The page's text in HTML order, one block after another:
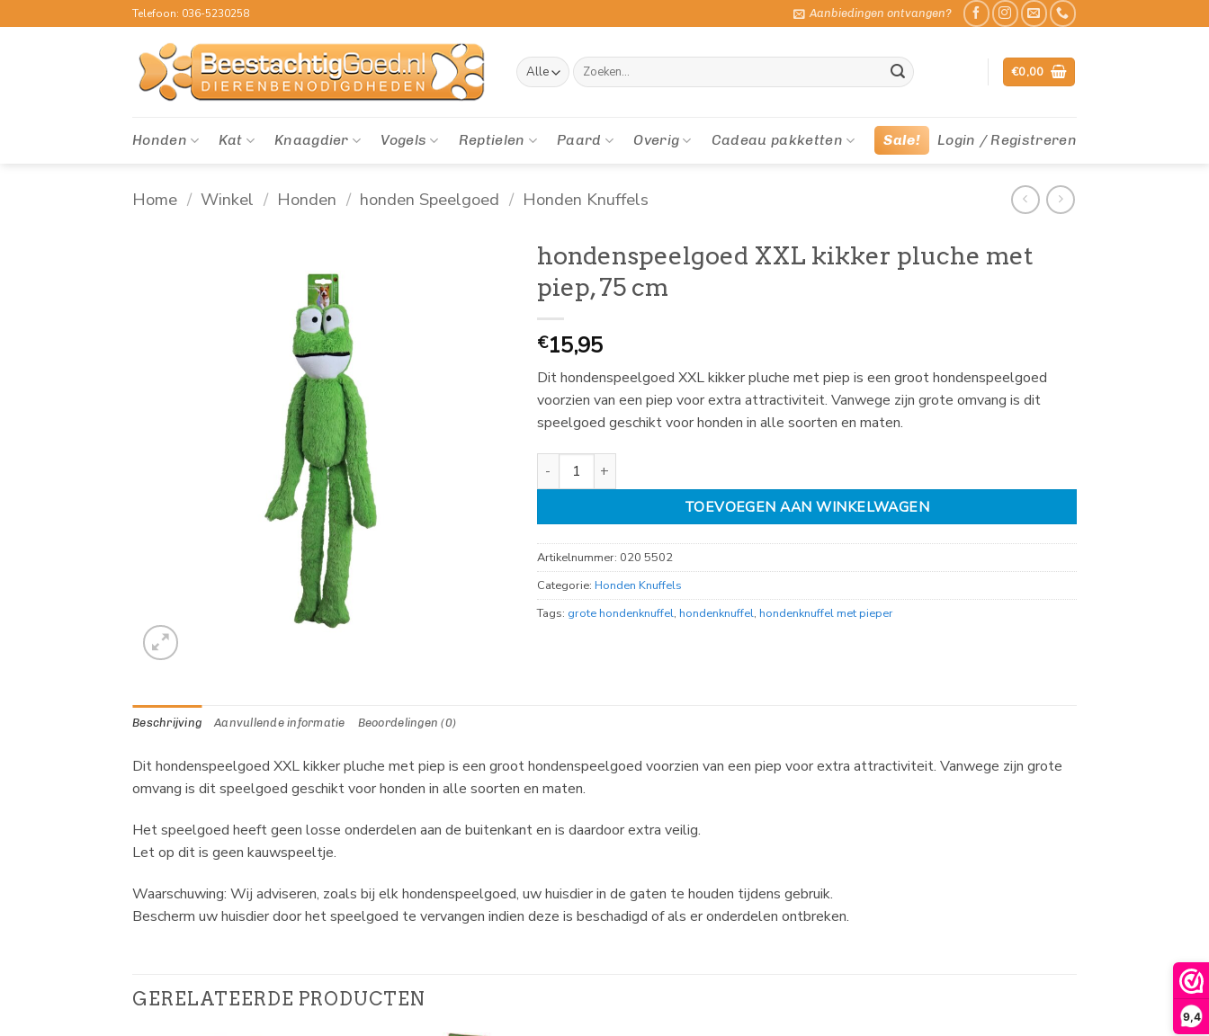
9,4
naar
Telefoon: 036-5230258 Aanbiedingen ontvangen?
Zoeken
naar:
€0,00
Honden Kat Knaagdier Vogels Reptielen Paard Overig Cadeau pakketten Sale! Login / Registreren
Home / Winkel / Honden / honden Speelgoed / Honden Knuffels
hondenspeelgoed XXL kikker pluche met
piep, 75 cm
€15,95
Dit hondenspeelgoed XXL kikker pluche met piep is een groot hondenspeelgoed
voorzien van een piep voor extra attractiviteit. Vanwege zijn grote omvang is dit
speelgoed geschikt voor honden in alle soorten en maten.
hondenspeelgoed XXL kikker pluche met piep, 75 cm aantal
TOEVOEGEN AAN WINKELWAGEN
Artikelnummer: 020 5502
Categorie: Honden Knuffels
Tags: grote hondenknuffel, hondenknuffel, hondenknuffel met pieper
Beschrijving Aanvullende informatie Beoordelingen (0)
Dit hondenspeelgoed XXL kikker pluche met piep is een groot hondenspeelgoed voorzien van een piep voor extra attractiviteit. Vanwege zijn grote
omvang is dit speelgoed geschikt voor honden in alle soorten en maten.
Het speelgoed heeft geen losse onderdelen aan de buitenkant en is daardoor extra veilig.
Let op dit is geen kauwspeeltje.
Waarschuwing: Wij adviseren, zoals bij elk hondenspeelgoed, uw huisdier in de gaten te houden tijdens gebruik.
Bescherm uw huisdier door het speelgoed te vervangen indien deze is beschadigd of als er onderdelen ontbreken.
GERELATEERDE PRODUCTEN